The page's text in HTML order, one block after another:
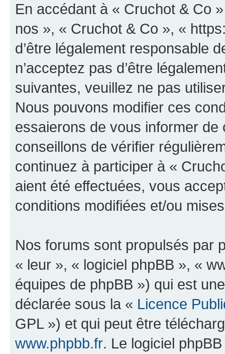
En accédant à « Cruchot & Co
nos », « Cruchot & Co », «
d’être légalement responsable
n’acceptez pas d’être
suivantes, veuillez ne pas
Nous pouvons modifier ces
essaierons de vous informer
conseillons de vérifier
continuez à participer à «
aient été effectuées, vous
conditions modifiées et/ou
Nos forums sont propulsés par
« leur », « logiciel phpBB », «
équipes de phpBB ») qui est
déclarée sous la « Licence
GPL ») et qui peut être
www.phpbb.fr. Le logiciel